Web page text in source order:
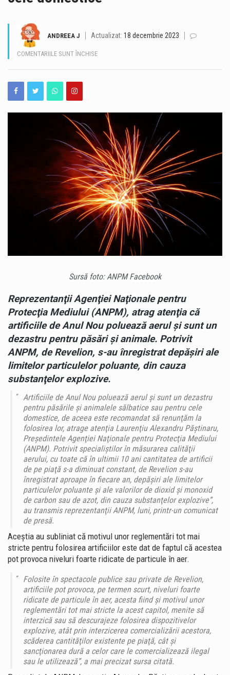
O nouă creșă de stat a fost inaugurată la Techirghiol, în prezența ministrului Dezvoltării, Lucrărilor Publice și Administrației, Cseke Attila. Unitatea a fost construită prin Programul guvernamental de construire de creșe „Sfânta Ana”, derulat cu finanțarea Ministerului Dezvoltării. Noua creșă pune la dispoziția familiilor din Techirghiol 40 de locuri pentru copii, contribuind la extinderea infrastructurii de educație timpurie din județul Constanța. Potrivit Ministerului Dezvoltării, aceasta este cea de-a treia creșă din județul Constanța realizată prin programul guvernamental „Sfânta Ana”. Unitatea este una modernă și eficientă din punct de vedere energetic, fiind concepută pentru a răspunde nevoilor copiilor și ale familiilor…
ANDREEA J Actualizat: 18 decembrie 2023
COMENTARIILE SUNT ÎNCHISEPENTRU
ARTIFICIILE
DE
ANUL
NOU
POLUEAZĂ
AERUL
ŞI
SUNT
UN
DEZASTRU
PENTRU
PĂSĂRILE
ŞI
ANIMALELE
SAU
CELE
DOMESTICE
Sursă foto: ANPM Facebook
Reprezentanţii Agenţiei Naţionale pentru
Protecţia Mediului (ANPM), atrag atenţia că
artificiile de Anul Nou poluează aerul şi sunt un
dezastru pentru păsări şi animale. Potrivit
ANPM, de Revelion, s-au înregistrat depăşiri ale
limitelor particulelor poluante, din cauza
substanţelor explozive.
Artificiile de Anul Nou poluează aerul şi sunt un dezastru
pentru păsările şi animalele sălbatice sau pentru cele
domestice, de aceea este recomandat să renunţăm la
folosirea lor, atrage atenţia Laurenţiu Alexandru Păştinaru,
Preşedintele Agenţiei Naţionale pentru Protecţia Mediului
(ANPM). Potrivit specialiştilor în măsurarea calităţii
aerului, cu toate că în ultimii 10 ani cantitatea de artificii
de pe piaţă s-a diminuat constant, de Revelion s-au
înregistrat aproape în fiecare an, depăşiri ale limitelor
particulelor poluante şi ale valorilor de dioxid şi monoxid
de carbon sau de azot, din cauza substanţelor explozive”,
au transmis reprezentanţii ANPM, luni, printr-un comunicat
de presă.
Aceştia au subliniat că motivul unor reglementări tot mai
stricte pentru folosirea artificiilor este dat de faptul că acestea
pot provoca niveluri foarte ridicate de particule în aer.
Folosite în spectacole publice sau private de Revelion,
artificiile pot provoca, pe termen scurt, niveluri foarte
ridicate de particule în aer, acesta fiind şi motivul unor
reglementări tot mai stricte la acest capitol, menite să
interzică sau să descurajeze folosirea dispozitivelor
explozive, atât prin interzicerea comercializării acestora,
scăderea cantităţilor existente pe piaţă, cât şi
sancţionarea dură a celor care le comercializează ilegal
sau le utilizează”, a mai precizat sursa citată.